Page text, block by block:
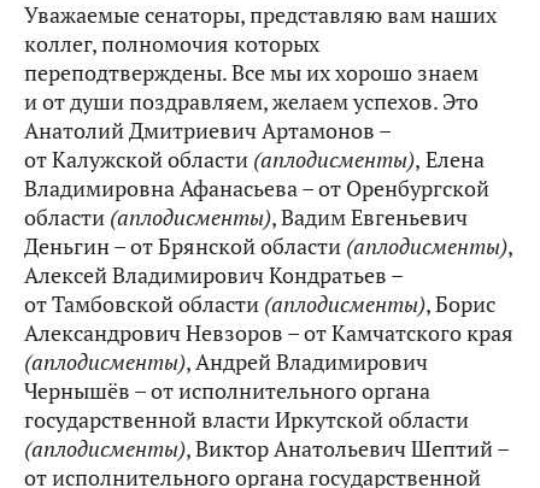
Уважаемые сенаторы, представляю вам наших
коллег, полномочия которых
переподтверждены. Все мы их хорошо знаем
и от души поздравляем, желаем успехов. Это
Анатолий Дмитриевич Артамонов –
от Калужской области (аплодисменты), Елена
Владимировна Афанасьева – от Оренбургской
области (аплодисменты), Вадим Евгеньевич
Деньгин – от Брянской области (аплодисменты),
Алексей Владимирович Кондратьев –
от Тамбовской области (аплодисменты), Борис
Александрович Невзоров – от Камчатского края
(аплодисменты), Андрей Владимирович
Чернышёв – от исполнительного органа
государственной власти Иркутской области
(аплодисменты), Виктор Анатольевич Шептий –
от исполнительного органа государственной